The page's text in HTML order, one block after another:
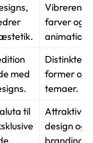
Vibrerende
farver og
med
Distinkte
former og
temaer.
til
Attraktivt
design og
branding.